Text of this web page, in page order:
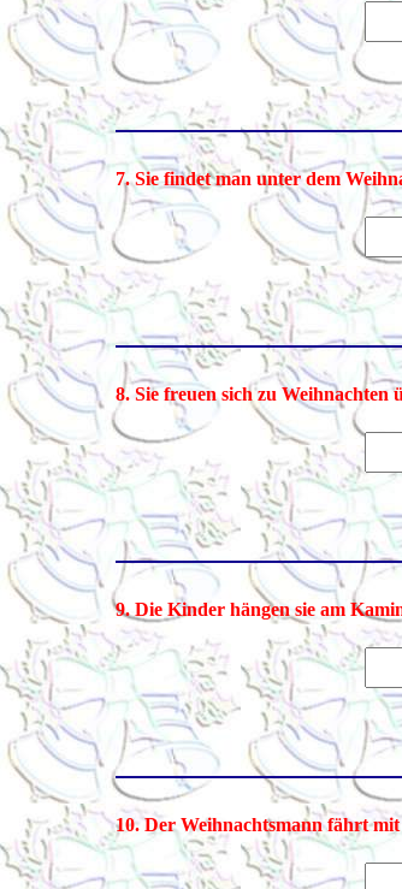
7. Sie findet man unter dem
8. Sie freuen sich zu Weihnachten
9. Die Kinder hängen sie am
10. Der Weihnachtsmann fährt mit